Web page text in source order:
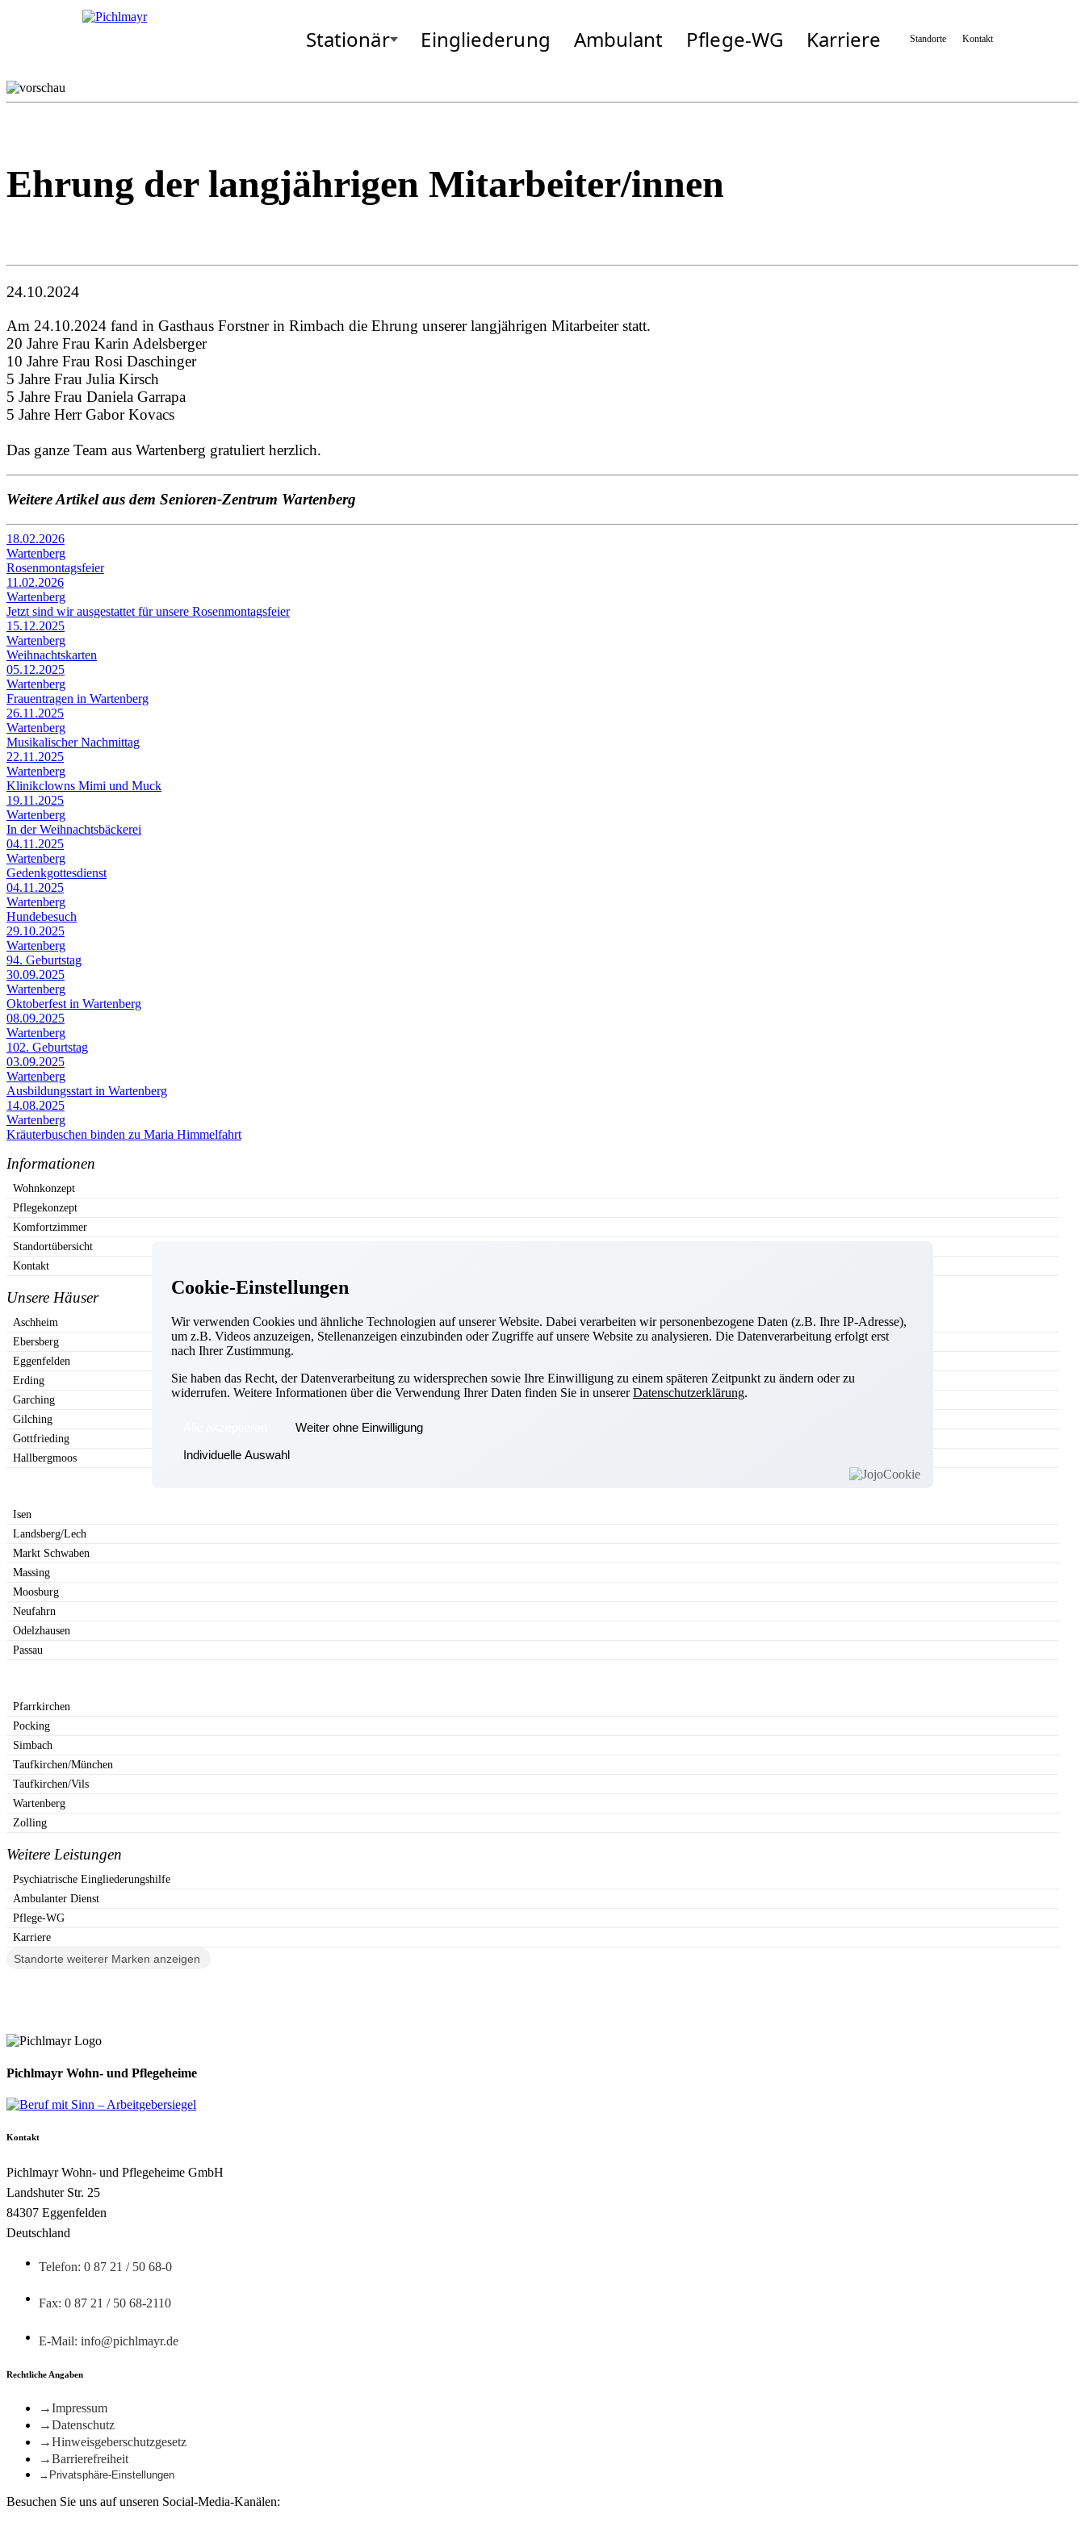
Allgemeines
Komfort-Zimmer
Gottfrieding
Stationär Eingliederung Ambulant Pflege-WG Karriere Standorte Kontakt
· Senioren-Zentrum Wartenberg
Ehrung der langjährigen Mitarbeiter/innen
24.10.2024
Am 24.10.2024 fand in Gasthaus Forstner in Rimbach die Ehrung unserer langjährigen Mitarbeiter statt.
20 Jahre Frau Karin Adelsberger
10 Jahre Frau Rosi Daschinger
5 Jahre Frau Julia Kirsch
5 Jahre Frau Daniela Garrapa
5 Jahre Herr Gabor Kovacs
Das ganze Team aus Wartenberg gratuliert herzlich.
Weitere Artikel aus dem Senioren-Zentrum Wartenberg
18.02.2026
Wartenberg
Rosenmontagsfeier
11.02.2026
Wartenberg
Jetzt sind wir ausgestattet für unsere Rosenmontagsfeier
15.12.2025
Wartenberg
Weihnachtskarten
05.12.2025
Wartenberg
Frauentragen in Wartenberg
26.11.2025
Wartenberg
Musikalischer Nachmittag
22.11.2025
Wartenberg
Klinikclowns Mimi und Muck
19.11.2025
Wartenberg
In der Weihnachtsbäckerei
04.11.2025
Wartenberg
Gedenkgottesdienst
04.11.2025
Wartenberg
Hundebesuch
29.10.2025
Wartenberg
94. Geburtstag
30.09.2025
Wartenberg
Oktoberfest in Wartenberg
08.09.2025
Wartenberg
102. Geburtstag
03.09.2025
Wartenberg
Ausbildungsstart in Wartenberg
14.08.2025
Wartenberg
Kräuterbuschen binden zu Maria Himmelfahrt
Cookie-Einstellungen
Wir verwenden Cookies und ähnliche Technologien auf unserer Website. Dabei verarbeiten wir personenbezogene Daten (z.B. Ihre IP-Adresse),
um z.B. Videos anzuzeigen, Stellenanzeigen einzubinden oder Zugriffe auf unsere Website zu analysieren. Die Datenverarbeitung erfolgt erst
nach Ihrer Zustimmung.
Sie haben das Recht, der Datenverarbeitung zu widersprechen sowie Ihre Einwilligung zu einem späteren Zeitpunkt zu ändern oder zu
widerrufen. Weitere Informationen über die Verwendung Ihrer Daten finden Sie in unsererDatenschutzerklärung.
Weiter ohne Einwilligung
Individuelle Auswahl
Informationen
Wohnkonzept
Pflegekonzept
Komfortzimmer
Standortübersicht
Kontakt
Unsere Häuser
Aschheim
Ebersberg
Eggenfelden
Erding
Garching
Gilching
Gottfrieding
Hallbergmoos
Isen
Landsberg/Lech
Markt Schwaben
Massing
Moosburg
Neufahrn
Odelzhausen
Passau
Pfarrkirchen
Pocking
Simbach
Taufkirchen/München
Taufkirchen/Vils
Wartenberg
Zolling
Weitere Leistungen
Psychiatrische Eingliederungshilfe
Ambulanter Dienst
Pflege-WG
Karriere
Standorte weiterer Marken anzeigen
Pichlmayr Wohn- und Pflegeheime
Kontakt
Pichlmayr Wohn- und Pflegeheime GmbH
Landshuter Str. 25
84307 Eggenfelden
Deutschland
Telefon: 0 87 21 / 50 68-0
Fax: 0 87 21 / 50 68-2110
E-Mail: info@pichlmayr.de
Rechtliche Angaben
Impressum
Datenschutz
Hinweisgeberschutzgesetz
Barrierefreiheit
Privatsphäre-Einstellungen
Besuchen Sie uns auf unseren Social-Media-Kanälen: